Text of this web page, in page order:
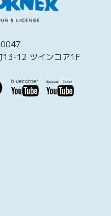
13-12 ツインコア1F